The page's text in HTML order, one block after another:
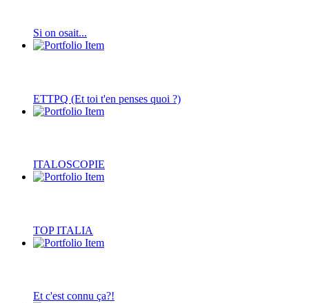
Si on osait...
ETTPQ (Et toi t'en penses quoi ?)
ITALOSCOPIE
TOP ITALIA
Et c'est connu ça?!